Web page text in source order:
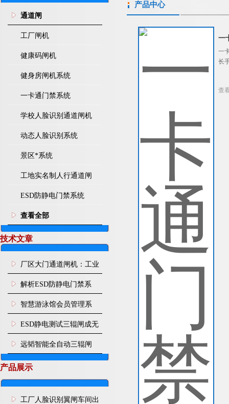
通道闸
工厂闸机
健康码闸机
健身房闸机系统
一卡通门禁系统
学校人脸识别通道闸机
动态人脸识别系统
景区*系统
工地实名制人行通道闸
ESD防静电门禁系统
查看全部
技术文章
厂区大门通道闸机：工业
园区人车分流智能通行管
控设施
解析ESD防静电门禁系
统：从人体静电消除到通
道智能管控
智慧游泳馆会员管理系
统：刷脸入场 年月卡管
控、次卡自动扣次
ESD静电测试三辊闸成无
尘车间刚需，远韬智能一
站式管控人体静电与人员
通行
远韬智能全自动三辊闸
产品展示
工厂人脸识别翼闸车间出
产品中心
一
一
长
查